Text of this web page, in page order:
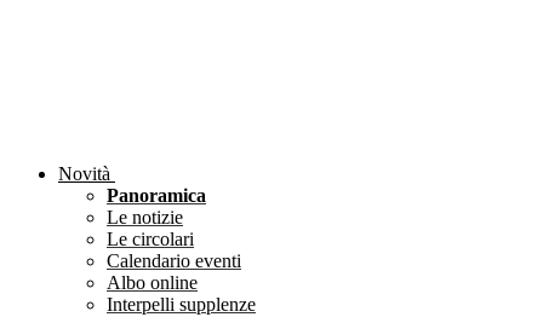
Novità
Panoramica
Le notizie
Le circolari
Calendario eventi
Albo online
Interpelli supplenze